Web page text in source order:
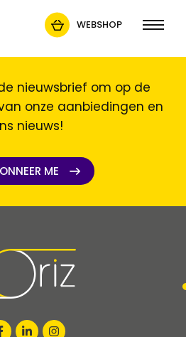
WEBSHOP
nieuwsbrief om op de
onze aanbiedingen en
nieuws!
ME